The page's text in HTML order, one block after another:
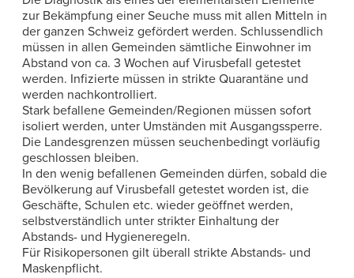
zur Bekämpfung einer Seuche muss mit allen Mitteln in
der ganzen Schweiz gefördert werden. Schlussendlich
müssen in allen Gemeinden sämtliche Einwohner im
Abstand von ca. 3 Wochen auf Virusbefall getestet
werden. Infizierte müssen in strikte Quarantäne und
werden nachkontrolliert.
Stark befallene Gemeinden/Regionen müssen sofort
isoliert werden, unter Umständen mit Ausgangssperre.
Die Landesgrenzen müssen seuchenbedingt vorläufig
geschlossen bleiben.
In den wenig befallenen Gemeinden dürfen, sobald die
Bevölkerung auf Virusbefall getestet worden ist, die
Geschäfte, Schulen etc. wieder geöffnet werden,
selbstverständlich unter strikter Einhaltung der
Abstands- und Hygieneregeln.
Für Risikopersonen gilt überall strikte Abstands- und
Maskenpflicht.